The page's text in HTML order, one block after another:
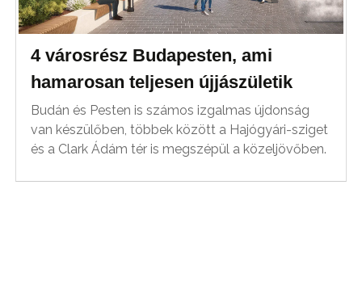
4 városrész Budapesten, ami
hamarosan teljesen újjászületik
Budán és Pesten is számos izgalmas újdonság
van készülőben, többek között a Hajógyári-sziget
és a Clark Ádám tér is megszépül a közeljövőben.